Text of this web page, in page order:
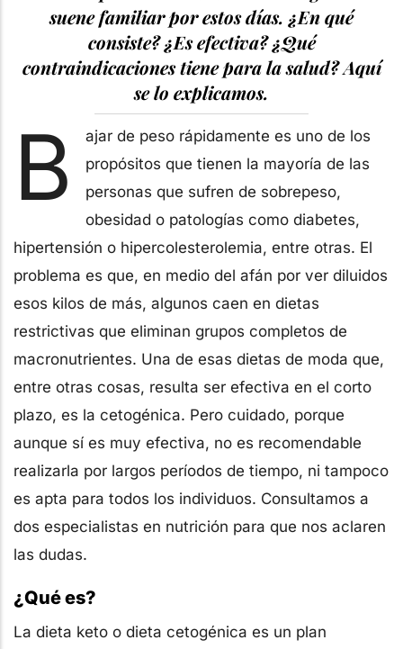
suene familiar por estos días. ¿En qué
consiste? ¿Es efectiva? ¿Qué
contraindicaciones tiene para la salud? Aquí
se lo explicamos.
B
ajar de peso rápidamente es uno de los
propósitos que tienen la mayoría de las
personas que sufren de sobrepeso,
obesidad o patologías como diabetes,
hipertensión o hipercolesterolemia, entre otras. El
problema es que, en medio del afán por ver diluidos
esos kilos de más, algunos caen en dietas
restrictivas que eliminan grupos completos de
macronutrientes. Una de esas dietas de moda que,
entre otras cosas, resulta ser efectiva en el corto
plazo, es la cetogénica. Pero cuidado, porque
aunque sí es muy efectiva, no es recomendable
realizarla por largos períodos de tiempo, ni tampoco
es apta para todos los individuos. Consultamos a
dos especialistas en nutrición para que nos aclaren
las dudas.
¿Qué es?
La dieta keto o dieta cetogénica es un plan